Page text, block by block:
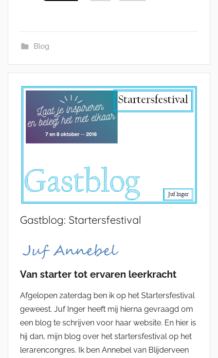
Blog
Gastblog: Startersfestival
Van starter tot ervaren leerkracht
Afgelopen zaterdag ben ik op het Startersfestival
geweest. Juf Inger heeft mij hierna gevraagd om
een blog te schrijven voor haar website. En hier is
hij dan, mijn blog over het startersfestival op het
lerarencongres. Ik ben Annebel van Blijderveen